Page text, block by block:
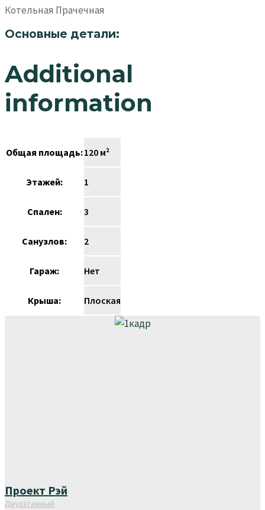
Котельная Прачечная
Основные детали:
Additional
information
Общая площадь:120 м²
Этажей: 1
Спален: 3
Санузлов: 2
Гараж: Нет
Крыша: Плоская
Проект Рэй
Двухэтажный